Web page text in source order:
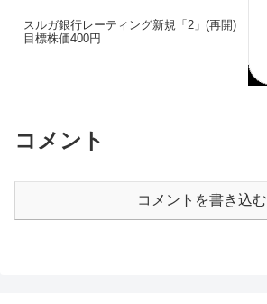
スルガ銀行レーティング新規「2」(再開)
目標株価400円
コメント
コメントを書き込む